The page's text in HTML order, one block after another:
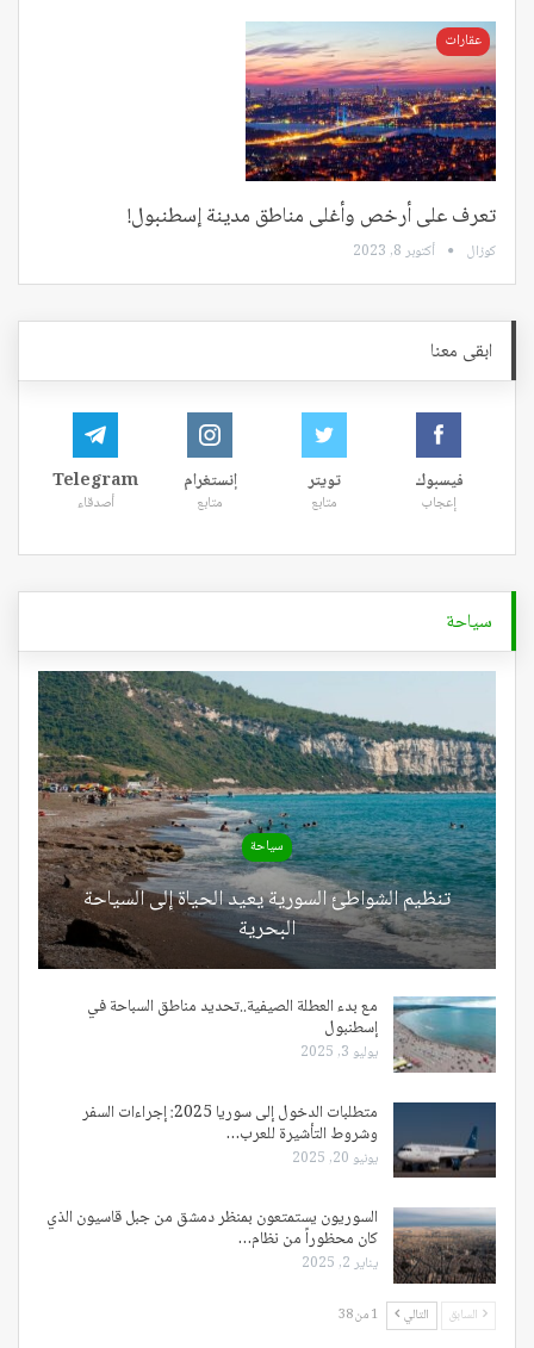
عقارات
تعرف على أرخص وأغلى مناطق مدينة إسطنبول!
كوزال أكتوبر 8, 2023
ابقى معنا
فيسبوك
إعجاب
تويتر
متابع
إنستغرام
متابع
Telegram
أصدقاء
سياحة
سياحة
تنظيم الشواطئ السورية يعيد الحياة إلى السياحة
البحرية
مع بدء العطلة الصيفية..تحديد مناطق السباحة في
إسطنبول
يوليو 3, 2025
متطلبات الدخول إلى سوريا 2025: إجراءات السفر
وشروط التأشيرة للعرب…
يونيو 20, 2025
السوريون يستمتعون بمنظر دمشق من جبل قاسيون الذي
كان محظوراً من نظام…
يناير 2, 2025
السابق التالي 1 من 38